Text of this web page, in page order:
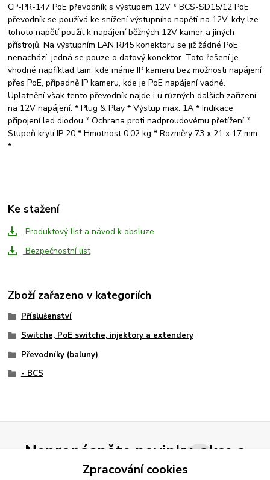
CP-PR-147 PoE převodník s výstupem 12V * BCS-SD15/12 PoE
převodník se používá ke snížení výstupního napětí na 12V, kdy lze
tohoto napětí použít k napájení běžných 12V kamer a jiných
přístrojů. Na výstupním LAN RJ45 konektoru se již žádné PoE
nenachází, jedná se pouze o datový konektor. Toto řešení je
vhodné například tam, kde máme IP kameru bez možnosti napájení
přes PoE, případně IP kameru, kde je PoE napájení vadné.
Uplatnění však tento převodník najde i u různých dalších zařízení
na 12V napájení. * Plug & Play * Výstup max. 1A * Indikace
připojení led diodou * Ochrana proti nadproudovému přetížení *
Stupeň krytí IP 20 * Hmotnost 0.02 kg * Rozměry 73 x 21 x 17 mm
*
Ke stažení
Produktový list a návod k obsluze
Bezpečnostní list
Zboží zařazeno v kategoriích
Příslušenství
Switche, PoE switche, injektory a extendery
Převodníky (baluny)
- BCS
Nepropásněte novinky, akce a
slevy!
Zpracování cookies